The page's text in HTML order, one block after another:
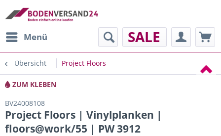
Menü SALE
Übersicht Project Floors
ZUM KLEBEN
BV24008108
Project Floors | Vinylplanken |
floors@work/55 | PW 3912